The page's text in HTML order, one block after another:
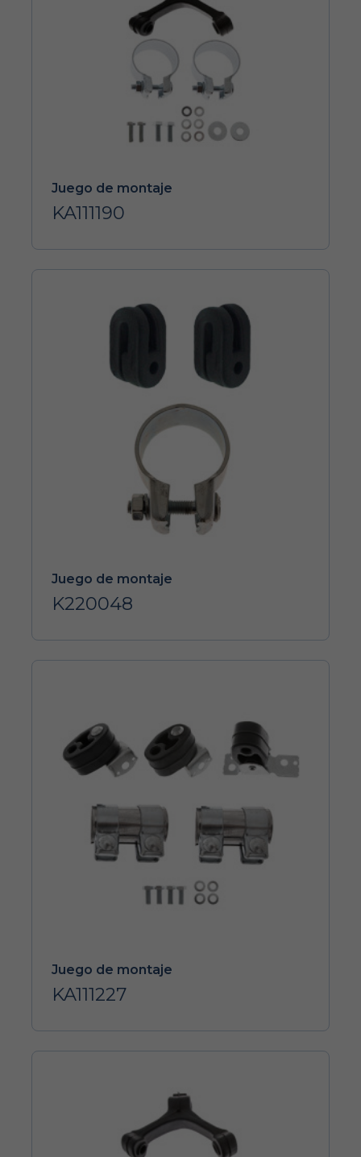
Juego de montaje
KA111190
Juego de montaje
K220048
Juego de montaje
KA111227